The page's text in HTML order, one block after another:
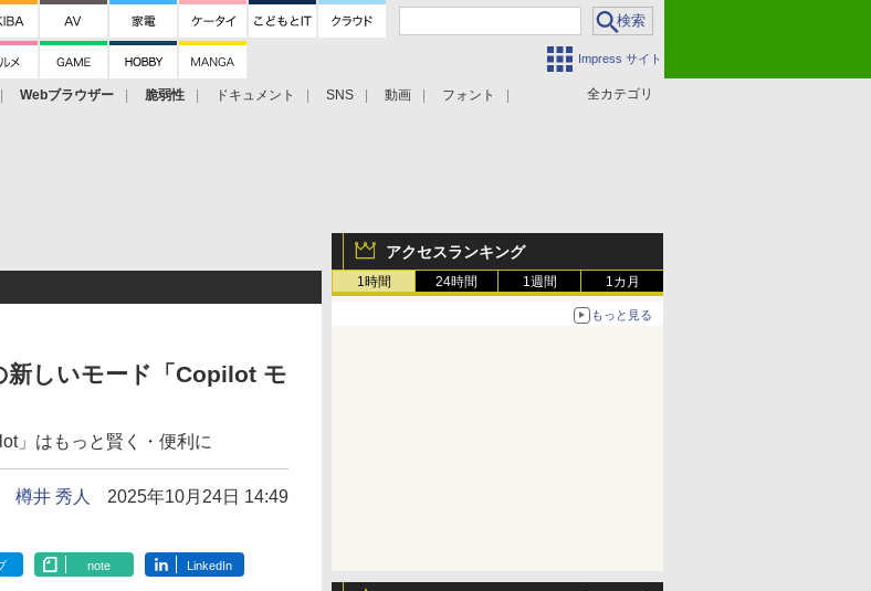
Impress サイト
全カテゴリ
Webブラウザー 脆弱性 ドキュメント SNS 動画 フォント
アクセスランキング
1時間 24時間 1週間 1カ月
もっと見る
しいモード「Copilot モ
」はもっと賢く・便利に
樽井 秀人 2025年10月24日 14:49
note LinkedIn